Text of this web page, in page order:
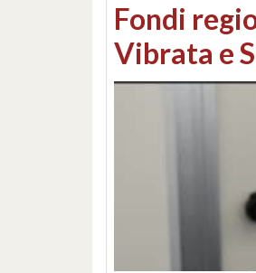
abusiva